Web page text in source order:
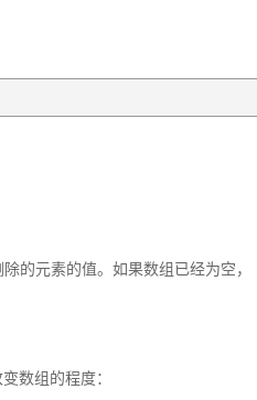
的元素的值。如果数组已经为空，
数组的程度：